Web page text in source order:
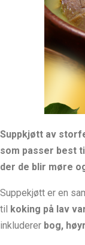
Suppkjøtt av
som passer best
der de blir møre
Suppekjøtt er en
til
koking på lav
inkluderer bog,